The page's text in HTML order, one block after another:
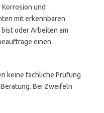
und
mit erkennbaren
oder Arbeiten am
einen
keine fachliche Prüfung
Bei Zweifeln